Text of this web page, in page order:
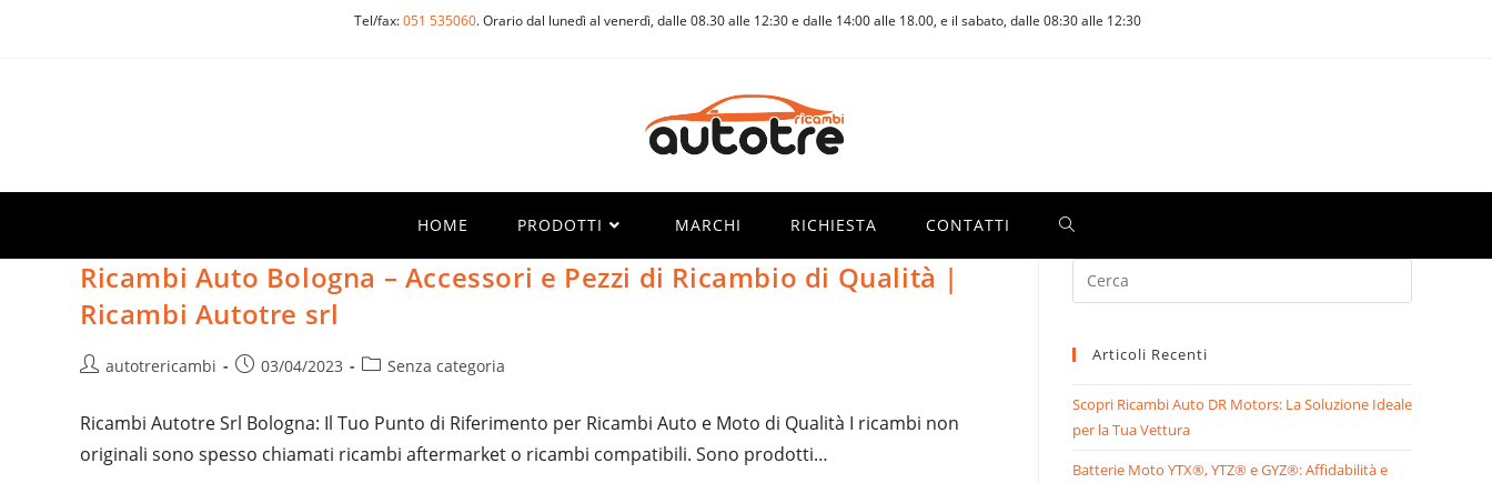
Tel/fax:051 535060. Orario dal lunedì al venerdì, dalle 08.30 alle 12:30 e dalle 14:00 alle 18.00, e il sabato, dalle 08:30 alle 12:30
HOME PRODOTTI MARCHI RICHIESTA CONTATTI
Ricambi Auto Bologna – Accessori e Pezzi di Ricambio di Qualità |
Ricambi Autotre srl
Autoreautotrericambi
Articolo03/04/2023
Categoria
Senza categoria
Ricambi Autotre Srl Bologna: Il Tuo Punto di Riferimento per Ricambi Auto e Moto di Qualità I ricambi non
originali sono spesso chiamati ricambi aftermarket o ricambi compatibili. Sono prodotti…
Search
this
Articoli Recenti
Scopri Ricambi Auto DR Motors: La Soluzione Ideale
per la Tua Vettura
Batterie Moto YTX®, YTZ® e GYZ®: Affidabilità e